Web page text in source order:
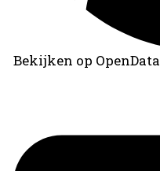
Bekijken op OpenData